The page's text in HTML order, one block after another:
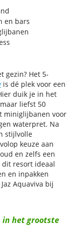
en bars
gezin? Het 5-
is dé plek voor een
duik je in het
liefst 50
miniglijbanen voor
waterpret. Na
stijlvolle
keuze aan
en zelfs een
resort ideaal
en inpakken
Aquaviva bij
in het grootste